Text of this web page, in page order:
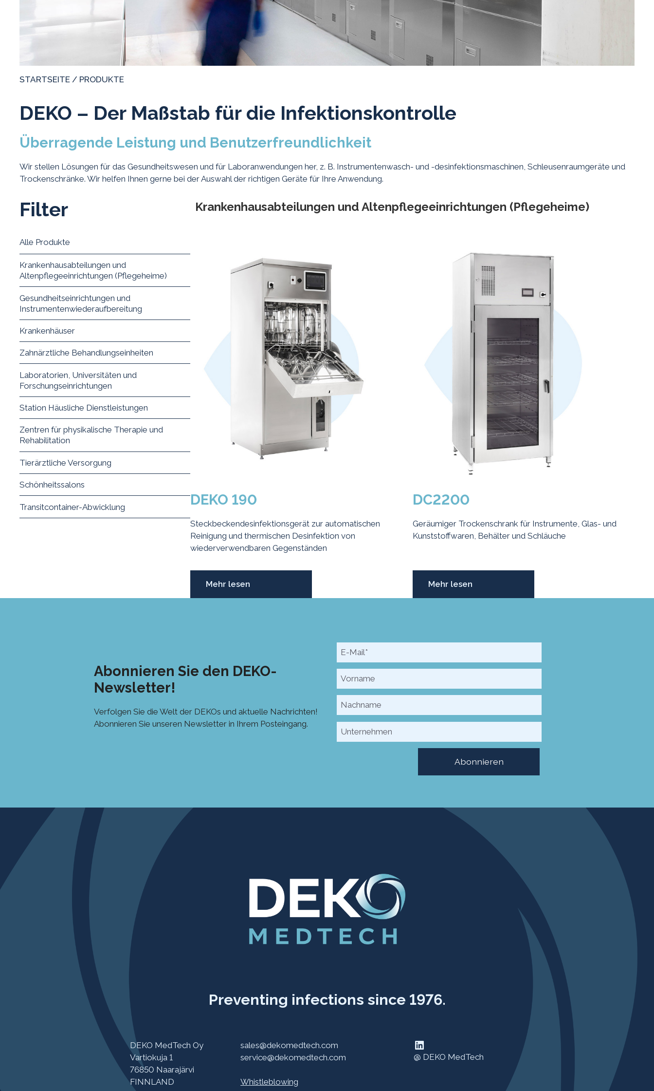
STARTSEITE / PRODUKTE
DEKO – Der Maßstab für die Infektionskontrolle
Überragende Leistung und Benutzerfreundlichkeit
Wir stellen Lösungen für das Gesundheitswesen und für Laboranwendungen her, z. B. Instrumentenwasch- und -desinfektionsmaschinen, Schleusenraumgeräte und
Trockenschränke. Wir helfen Ihnen gerne bei der Auswahl der richtigen Geräte für Ihre Anwendung.
Filter
Alle Produkte
Krankenhausabteilungen und
Altenpflegeeinrichtungen (Pflegeheime)
Gesundheitseinrichtungen und
Instrumentenwiederaufbereitung
Krankenhäuser
Zahnärztliche Behandlungseinheiten
Laboratorien, Universitäten und
Forschungseinrichtungen
Station Häusliche Dienstleistungen
Zentren für physikalische Therapie und
Rehabilitation
Tierärztliche Versorgung
Schönheitssalons
Transitcontainer-Abwicklung
Krankenhausabteilungen und Altenpflegeeinrichtungen (Pflegeheime)
DEKO 190
Steckbeckendesinfektionsgerät zur automatischen
Reinigung und thermischen Desinfektion von
wiederverwendbaren Gegenständen
Mehr lesen
DC2200
Geräumiger Trockenschrank für Instrumente, Glas- und
Kunststoffwaren, Behälter und Schläuche
Mehr lesen
Abonnieren Sie den DEKO-
Newsletter!
Verfolgen Sie die Welt der DEKOs und aktuelle Nachrichten!
Abonnieren Sie unseren Newsletter in Ihrem Posteingang.
Preventing infections since 1976.
DEKO MedTech Oy
Vartiokuja 1
76850 Naarajärvi
FINNLAND
sales@dekomedtech.com
service@dekomedtech.com
Whistleblowing
LinkedIn
@ DEKO MedTech